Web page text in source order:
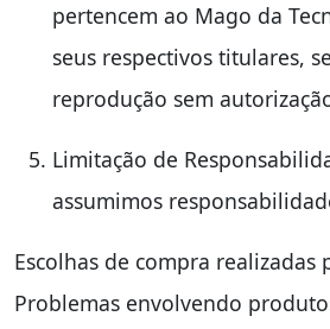
pertencem ao Mago da
seus respectivos titulares,
reprodução sem
Limitação de
assumimos
Escolhas de compra realizadas
Problemas envolvendo